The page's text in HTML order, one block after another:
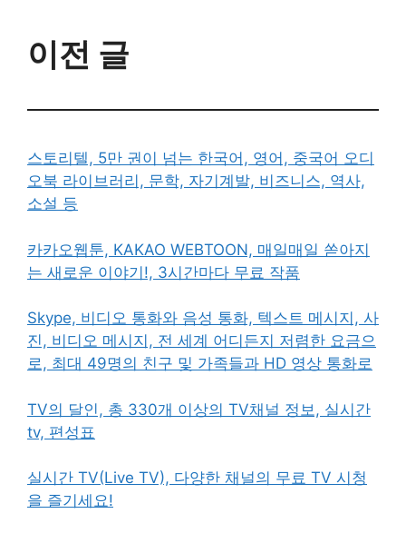
이전 글
스토리텔, 5만 권이 넘는 한국어, 영어, 중국어 오디
오북 라이브러리, 문학, 자기계발, 비즈니스, 역사,
소설 등
카카오웹툰, KAKAO WEBTOON, 매일매일 쏟아지
는 새로운 이야기!, 3시간마다 무료 작품
Skype, 비디오 통화와 음성 통화, 텍스트 메시지, 사
진, 비디오 메시지, 전 세계 어디든지 저렴한 요금으
로, 최대 49명의 친구 및 가족들과 HD 영상 통화로
TV의 달인, 총 330개 이상의 TV채널 정보, 실시간
tv, 편성표
실시간 TV(Live TV), 다양한 채널의 무료 TV 시청
을 즐기세요!